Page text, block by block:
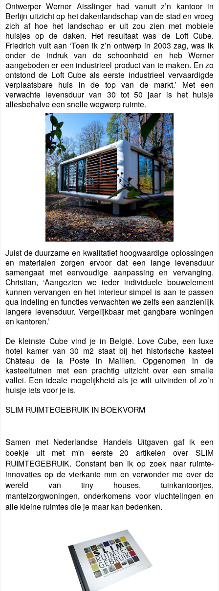
Ontwerper Werner Aisslinger had vanuit z’n kantoor in
Berlijn uitzicht op het dakenlandschap van de stad en vroeg
zich af hoe het landschap er uit zou zien met mobiele
huisjes op de daken. Het resultaat was de Loft Cube.
Friedrich vult aan ‘Toen ik z’n ontwerp in 2003 zag, was ik
onder de indruk van de schoonheid en heb Werner
aangeboden er een industrieel product van te maken. En zo
ontstond de Loft Cube als eerste industrieel vervaardigde
verplaatsbare huis in de top van de markt.’ Met een
verwachte levensduur van 30 tot 50 jaar is het huisje
allesbehalve een snelle wegwerp ruimte.
Juist de duurzame en kwalitatief hoogwaardige oplossingen
en materialen zorgen ervoor dat een lange levensduur
samengaat met eenvoudige aanpassing en vervanging.
Christian, ‘Aangezien we ieder individuele bouwelement
kunnen vervangen en het interieur simpel is aan te passen
qua indeling en functies verwachten we zelfs een aanzienlijk
langere levensduur. Vergelijkbaar met gangbare woningen
en kantoren.’
De kleinste Cube vind je in België. Love Cube, een luxe
hotel kamer van 30 m2 staat bij het historische kasteel
Château de la Poste in Maillen. Opgenomen in de
kasteeltuinen met een prachtig uitzicht over een smalle
vallei. Een ideale mogelijkheid als je wilt uitvinden of zo’n
huisje iets voor je is.
SLIM RUIMTEGEBRUIK IN BOEKVORM
Samen met Nederlandse Handels Uitgaven gaf ik een
boekje uit met m'n eerste 20 artikelen over SLIM
RUIMTEGEBRUIK. Constant ben ik op zoek naar ruimte-
innovaties op de vierkante mm en verwonder me over de
wereld van tiny houses, tuinkantoortjes,
mantelzorgwoningen, onderkomens voor vluchtelingen en
alle kleine ruimtes die je maar kan bedenken.